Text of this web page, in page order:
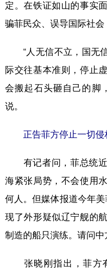
浙江 安徽
多语种频道
English Español
Русский язык
定。在铁证如山的事实
骗菲民众、误导国际社会
“人无信不立，国无信
际交往基本准则，停止
会搬起石头砸自己的脚
说。
正告菲方停止一切侵
有记者问，菲总统近
海紧张局势，不会使用
何人。但媒体报道今年美
现了外形疑似辽宁舰的
制造的船只演练。请问中
张晓刚指出，菲方